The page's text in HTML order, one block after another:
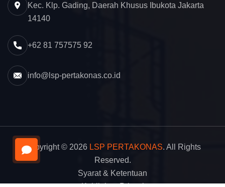
Kec. Klp. Gading, Daerah Khusus Ibukota Jakarta
14140
+62 81 757575 92
info@lsp-pertakonas.co.id
Copyright © 2026 LSP PERTAKONAS. All Rights
Reserved.
Syarat & Ketentuan